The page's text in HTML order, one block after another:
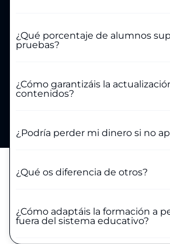
¿Qué porcentaje de alumnos
pruebas?
¿Cómo garantizáis la
contenidos?
¿Podría perder mi dinero si no
¿Qué os diferencia de otros?
¿Cómo adaptáis la formación a
fuera del sistema educativo?